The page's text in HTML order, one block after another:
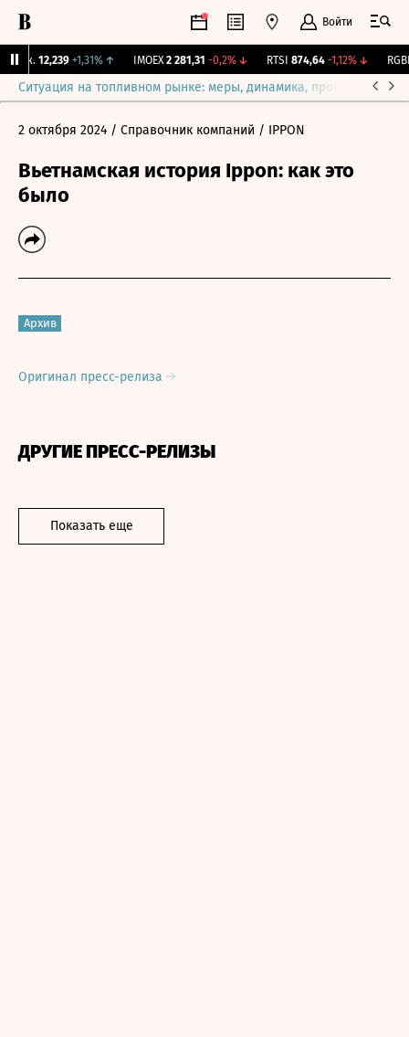
Войти
12,239 +1,31% ↑ IMOEX 2 281,31 -0,2%↓ RTSI 874,64 -1,12%↓ RGBI
Ситуация на топливном рынке: меры, динамика, прогнозы
2 октября 2024 / Справочник компаний / IPPON
Вьетнамская история Ippon: как это
было
Архив
Оригинал пресс-релиза
ДРУГИЕ ПРЕСС-РЕЛИЗЫ
Показать еще